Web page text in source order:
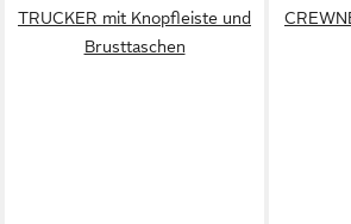
TRUCKER mit Knopfleiste und
Brusttaschen